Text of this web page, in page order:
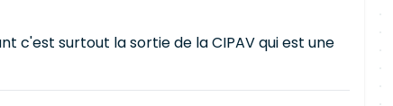
c'est surtout la sortie de la CIPAV qui est une